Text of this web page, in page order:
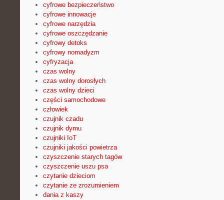
cyfrowe bezpieczeństwo
cyfrowe innowacje
cyfrowe narzędzia
cyfrowe oszczędzanie
cyfrowy detoks
cyfrowy nomadyzm
cyfryzacja
czas wolny
czas wolny dorosłych
czas wolny dzieci
części samochodowe
człowiek
czujnik czadu
czujnik dymu
czujniki IoT
czujniki jakości powietrza
czyszczenie starych tagów
czyszczenie uszu psa
czytanie dzieciom
czytanie ze zrozumieniem
dania z kaszy